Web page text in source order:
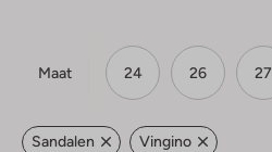
Maat 24 26 27
Sandalen Vingino